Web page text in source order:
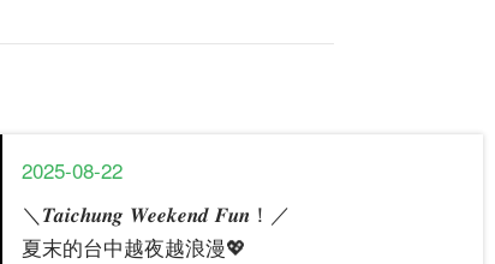
2025-08-22
＼𝑻𝒂𝒊𝒄𝒉𝒖𝒏𝒈 𝑾𝒆𝒆𝒌𝒆𝒏𝒅 𝑭𝒖𝒏！／
夏末的台中越夜越浪漫💖